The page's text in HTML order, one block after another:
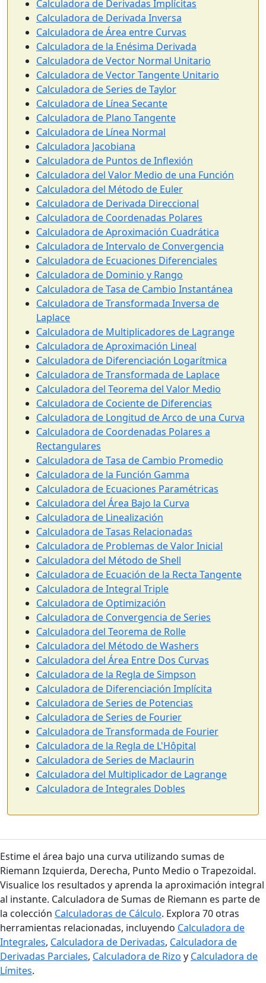
Calculadora de Derivadas Implícitas
Calculadora de Derivada Inversa
Calculadora de Área entre Curvas
Calculadora de la Enésima Derivada
Calculadora de Vector Normal Unitario
Calculadora de Vector Tangente Unitario
Calculadora de Series de Taylor
Calculadora de Línea Secante
Calculadora de Plano Tangente
Calculadora de Línea Normal
Calculadora Jacobiana
Calculadora de Puntos de Inflexión
Calculadora del Valor Medio de una Función
Calculadora del Método de Euler
Calculadora de Derivada Direccional
Calculadora de Coordenadas Polares
Calculadora de Aproximación Cuadrática
Calculadora de Intervalo de Convergencia
Calculadora de Ecuaciones Diferenciales
Calculadora de Dominio y Rango
Calculadora de Tasa de Cambio Instantánea
Calculadora de Transformada Inversa de
Laplace
Calculadora de Multiplicadores de Lagrange
Calculadora de Aproximación Lineal
Calculadora de Diferenciación Logarítmica
Calculadora de Transformada de Laplace
Calculadora del Teorema del Valor Medio
Calculadora de Cociente de Diferencias
Calculadora de Longitud de Arco de una Curva
Calculadora de Coordenadas Polares a
Rectangulares
Calculadora de Tasa de Cambio Promedio
Calculadora de la Función Gamma
Calculadora de Ecuaciones Paramétricas
Calculadora del Área Bajo la Curva
Calculadora de Linealización
Calculadora de Tasas Relacionadas
Calculadora de Problemas de Valor Inicial
Calculadora del Método de Shell
Calculadora de Ecuación de la Recta Tangente
Calculadora de Integral Triple
Calculadora de Optimización
Calculadora de Convergencia de Series
Calculadora del Teorema de Rolle
Calculadora del Método de Washers
Calculadora del Área Entre Dos Curvas
Calculadora de la Regla de Simpson
Calculadora de Diferenciación Implícita
Calculadora de Series de Potencias
Calculadora de Series de Fourier
Calculadora de Transformada de Fourier
Calculadora de la Regla de L'Hôpital
Calculadora de Series de Maclaurin
Calculadora del Multiplicador de Lagrange
Calculadora de Integrales Dobles
Estime el área bajo una curva utilizando sumas de
Riemann Izquierda, Derecha, Punto Medio o Trapezoidal.
Visualice los resultados y aprenda la aproximación integral
al instante. Calculadora de Sumas de Riemann es parte de
la colección Calculadoras de Cálculo. Explora 70 otras
herramientas relacionadas, incluyendo Calculadora de
Integrales, Calculadora de Derivadas, Calculadora de
Derivadas Parciales, Calculadora de Rizo y Calculadora de
Límites.